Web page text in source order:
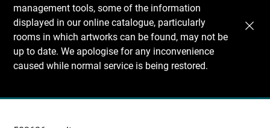
management tools, some of the information
displayed in our online catalogue, particularly
rooms in which artworks can be found, may not be
up to date. We apologise for any inconvenience
caused while normal service is being restored.
Recherche